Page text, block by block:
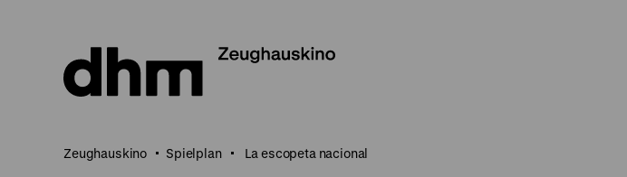
Seiteninhalt
springen
Zeughauskino Spielplan La escopeta nacional